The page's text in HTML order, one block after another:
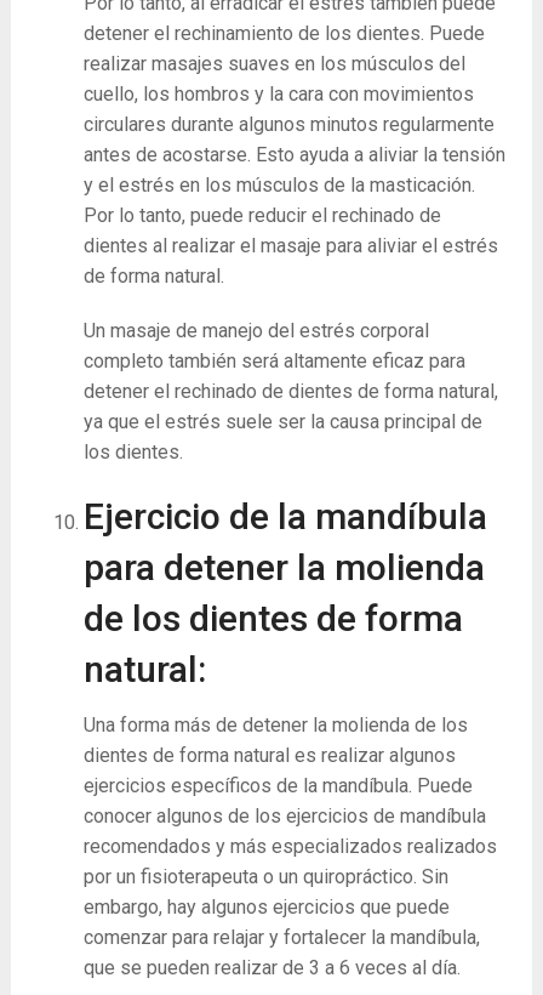
detener el rechinamiento de los dientes. Puede
realizar masajes suaves en los músculos del
cuello, los hombros y la cara con movimientos
circulares durante algunos minutos regularmente
antes de acostarse. Esto ayuda a aliviar la tensión
y el estrés en los músculos de la masticación.
Por lo tanto, puede reducir el rechinado de
dientes al realizar el masaje para aliviar el estrés
de forma natural.
Un masaje de manejo del estrés corporal
completo también será altamente eficaz para
detener el rechinado de dientes de forma natural,
ya que el estrés suele ser la causa principal de
los dientes.
Ejercicio de la mandíbula
para detener la molienda
de los dientes de forma
natural:
Una forma más de detener la molienda de los
dientes de forma natural es realizar algunos
ejercicios específicos de la mandíbula. Puede
conocer algunos de los ejercicios de mandíbula
recomendados y más especializados realizados
por un fisioterapeuta o un quiropráctico. Sin
embargo, hay algunos ejercicios que puede
comenzar para relajar y fortalecer la mandíbula,
que se pueden realizar de 3 a 6 veces al día.